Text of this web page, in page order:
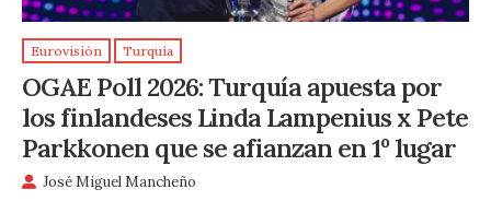
Eurovisión Turquía
OGAE Poll 2026: Turquía apuesta por
los finlandeses Linda Lampenius x Pete
Parkkonen que se afianzan en 1º lugar
José Miguel Mancheño